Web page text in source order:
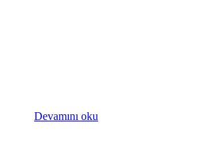
Devamını oku